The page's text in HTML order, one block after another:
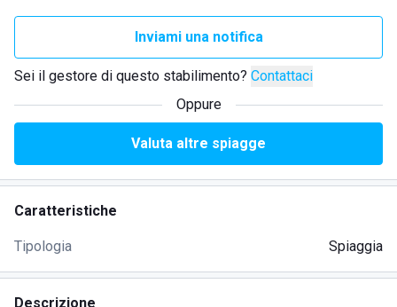
Inviami una notifica
Sei il gestore di questo stabilimento? Contattaci
Oppure
Valuta altre spiagge
Caratteristiche
Tipologia Spiaggia
Descrizione